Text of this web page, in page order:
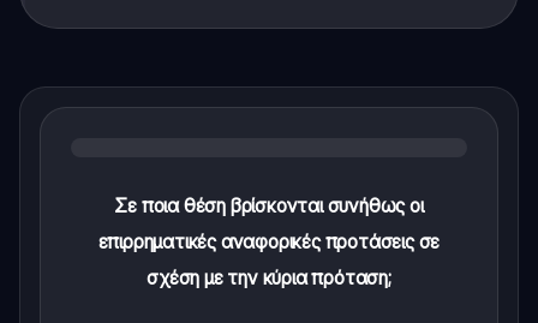
Σε ποια θέση βρίσκονται συνήθως οι
επιρρηματικές αναφορικές προτάσεις σε
σχέση με την κύρια πρόταση;